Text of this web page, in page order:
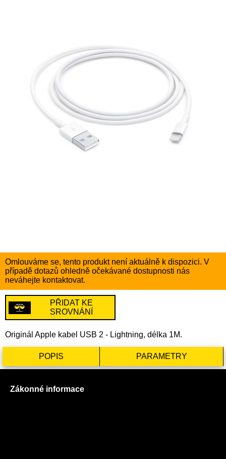
Omlouváme se, tento produkt není aktuálně k dispozici. V
případě dotazů ohledně očekávané dostupnosti nás
neváhejte kontaktovat.
PŘIDAT KE
SROVNÁNÍ
Originál Apple kabel USB 2 - Lightning, délka 1M.
POPIS PARAMETRY
Zákonné informace